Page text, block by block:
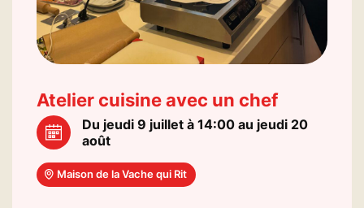
Atelier cuisine avec un chef
Du jeudi 9 juillet à 14:00 au jeudi 20
août
Maison de la Vache qui Rit